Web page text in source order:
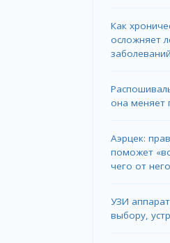
Как
осложняет
она меняет
Аэрцек:
поможет
чего от
УЗИ
выбору,